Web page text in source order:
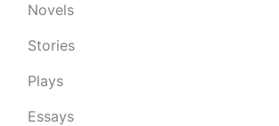
Novels
Stories
Plays
Essays